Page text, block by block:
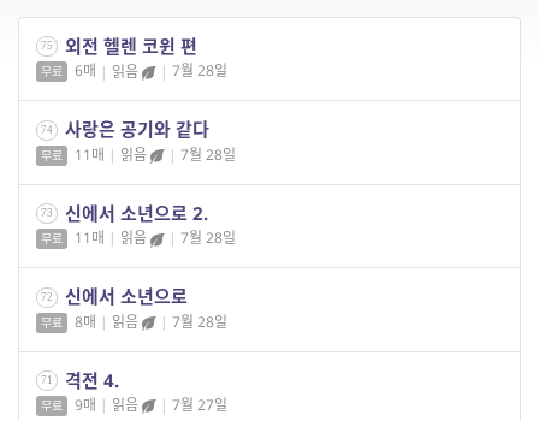
75 외전 헬렌 코윈 편
무료 6매 | 읽음 | 7월 28일
74 사랑은 공기와 같다
무료 11매 | 읽음 | 7월 28일
73 신에서 소년으로 2.
무료 11매 | 읽음 | 7월 28일
72 신에서 소년으로
무료 8매 | 읽음 | 7월 28일
71 격전 4.
무료 9매 | 읽음 | 7월 27일